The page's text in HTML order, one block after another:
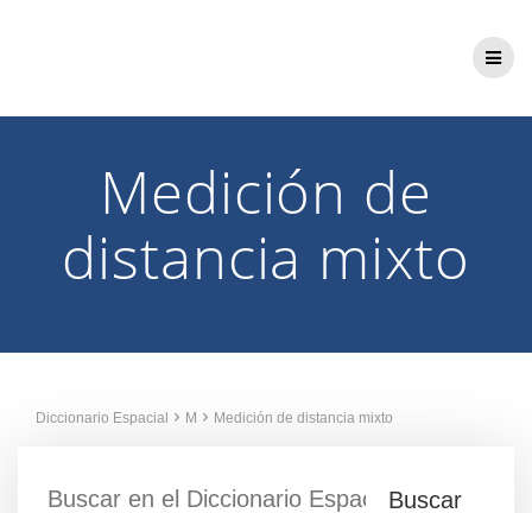
Medición de
distancia mixto
Diccionario Espacial M Medición de distancia mixto